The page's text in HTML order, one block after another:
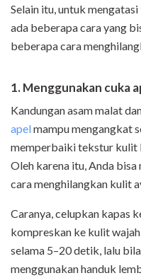
Selain itu, untuk mengatasi
ada beberapa cara yang
beberapa cara
1. Menggunakan cuka
Kandungan asam malat
apelmampu mengangkat
memperbaiki tekstur kulit
Oleh karena itu, Anda
cara menghilangkan kulit
Caranya, celupkan kapas
kompreskan ke kulit
selama 5–20 detik, lalu
menggunakan handuk